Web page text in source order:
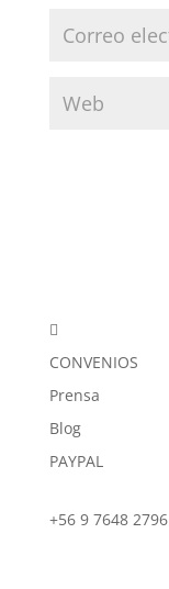

CONVENIOS
Prensa
Blog
PAYPAL
+56 9 7648 2796